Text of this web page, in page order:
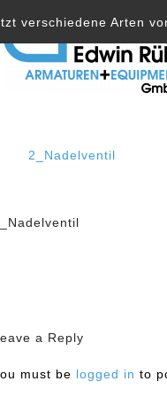
verschiedene Arten
2_Nadelventil
a Reply
must be logged in to